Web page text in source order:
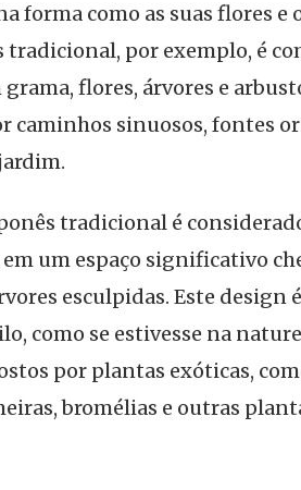
forma como as suas flores e
tradicional, por exemplo, é
flores, árvores e
caminhos sinuosos, fontes
tradicional é
um espaço significativo
esculpidas. Este design
como se estivesse na
por plantas exóticas,
bromélias e outras